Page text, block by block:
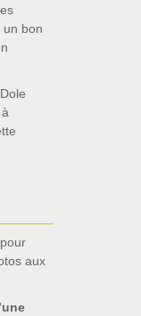
un bon
pour
aux